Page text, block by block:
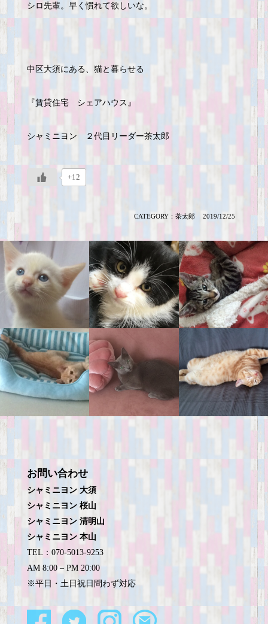
シロ先輩。早く慣れて欲しいな。
中区大須にある、猫と暮らせる
『賃貸住宅 シェアハウス』
シャミニヨン ２代目リーダー茶太郎
+12
CATEGORY：茶太郎 2019/12/25
お問い合わせ
シャミニヨン 大須
シャミニヨン 桜山
シャミニヨン 清明山
シャミニヨン 本山
TEL：070-5013-9253
AM 8:00 – PM 20:00
※平日・土日祝日問わず対応